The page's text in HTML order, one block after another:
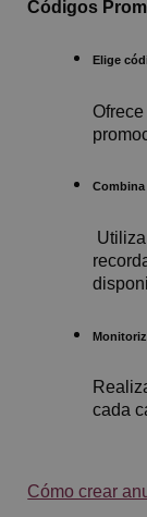
Códigos
Elige
cada
Cómo crear